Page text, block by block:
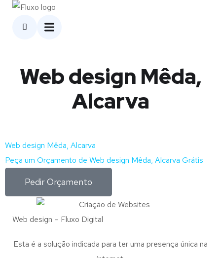
Web design Mêda,
Alcarva
Web design Mêda, Alcarva
Peça um Orçamento de Web design Mêda, Alcarva Grátis
Pedir Orçamento
Web design – Fluxo Digital
Esta é a solução indicada para ter uma presença única na